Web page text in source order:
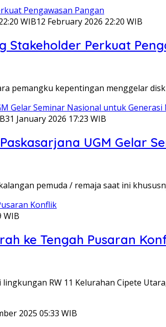
WIB12 February 2026 22:20 WIB
Stakeholder Perkuat
pemangku kepentingan menggelar
31 January 2026 17:23 WIB
UGM Gelar
pemuda / remaja saat ini
WIB
ke Tengah Pusaran
RW 11 Kelurahan Cipete
2025 05:33 WIB